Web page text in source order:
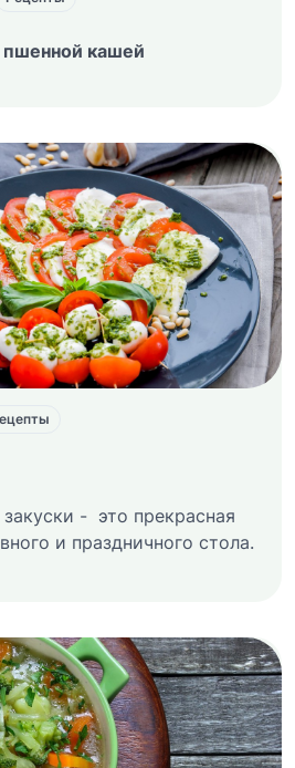
пшенной кашей
- это прекрасная
и праздничного стола.